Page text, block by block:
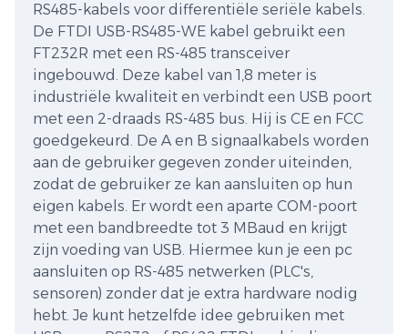
RS485-kabels voor differentiële seriële kabels.
De FTDI USB-RS485-WE kabel gebruikt een
FT232R met een RS-485 transceiver
ingebouwd. Deze kabel van 1,8 meter is
industriële kwaliteit en verbindt een USB poort
met een 2-draads RS-485 bus. Hij is CE en FCC
goedgekeurd. De A en B signaalkabels worden
aan de gebruiker gegeven zonder uiteinden,
zodat de gebruiker ze kan aansluiten op hun
eigen kabels. Er wordt een aparte COM-poort
met een bandbreedte tot 3 MBaud en krijgt
zijn voeding van USB. Hiermee kun je een pc
aansluiten op RS-485 netwerken (PLC's,
sensoren) zonder dat je extra hardware nodig
hebt. Je kunt hetzelfde idee gebruiken met